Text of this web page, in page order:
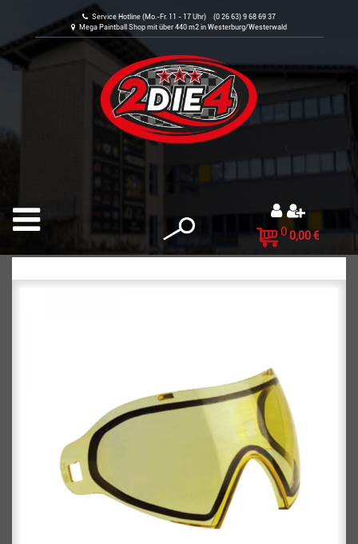
Service Hotline (Mo.-Fr. 11 - 17 Uhr) (0 26 63) 9 68 69 37
Mega Paintball Shop mit über 440 m2 in Westerburg/Westerwald
0 0,00 €